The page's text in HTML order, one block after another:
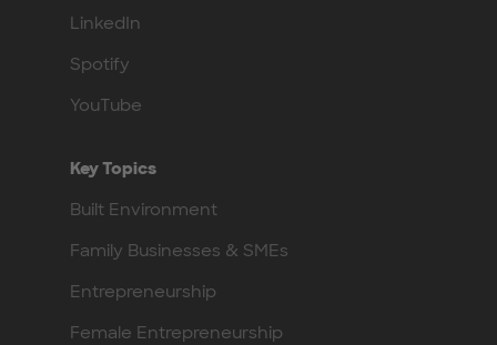
LinkedIn
Spotify
YouTube
Key Topics
Built Environment
Family Businesses & SMEs
Entrepreneurship
Female Entrepreneurship